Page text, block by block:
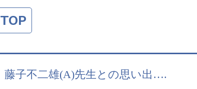
TOP
藤子不二雄(A)先生との思い出….